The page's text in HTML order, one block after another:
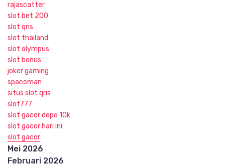
rajascatter
slot bet 200
slot qris
slot thailand
slot olympus
slot bonus
joker gaming
spaceman
situs slot qris
slot777
slot gacor depo 10k
slot gacor hari ini
slot gacor
Mei 2026
Februari 2026